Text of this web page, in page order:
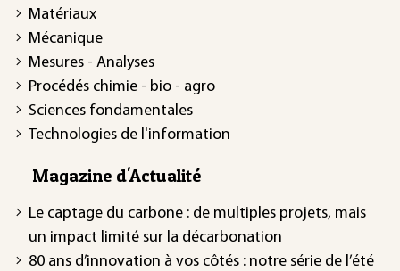
Matériaux
Mécanique
Mesures - Analyses
Procédés chimie - bio - agro
Sciences fondamentales
Technologies de l'information
Magazine d'Actualité
Le captage du carbone : de multiples projets, mais
un impact limité sur la décarbonation
80 ans d’innovation à vos côtés : notre série de l’été